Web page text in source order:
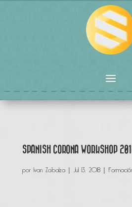
SPANISH CORONA WORKSHOP
por Ivan Zabalza| Jul 13, 2018|